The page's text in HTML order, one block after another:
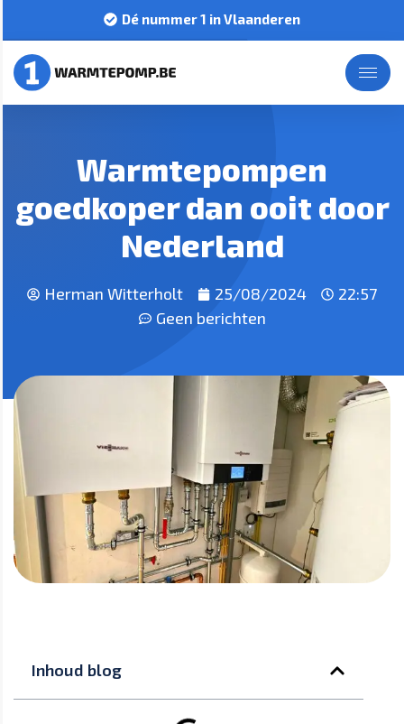
Dé nummer 1 in Vlaanderen
Warmtepompen
goedkoper dan ooit door
Nederland
Herman Witterholt 25/08/2024
22:57
Geen berichten
Inhoud blog